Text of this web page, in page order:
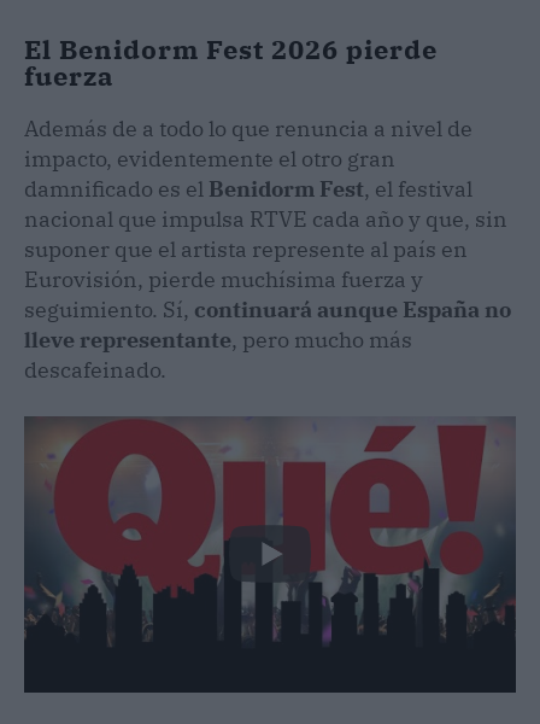
El Benidorm Fest 2026 pierde
fuerza
Además de a todo lo que renuncia a nivel de
impacto, evidentemente el otro gran
damnificado es el Benidorm Fest, el festival
nacional que impulsa RTVE cada año y que, sin
suponer que el artista represente al país en
Eurovisión, pierde muchísima fuerza y
seguimiento. Sí, continuará aunque España no
lleve representante, pero mucho más
descafeinado.